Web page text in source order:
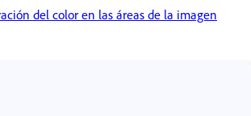
del color en las áreas de la imagen